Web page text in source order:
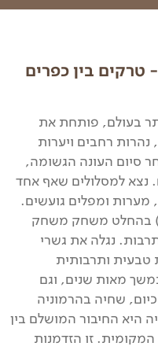
בין כפרים
בעולם, פותחת את
רחבים ויערות
סיום העונה הגשומה,
נצא למסלולים שאף אחד
מערות ומפלים גועשים.
בשנה(!!) בהחלט משחק משחק
נגלה את גשרי
טבעית ותרבותית
מאות שנים, וגם
שחיה בהרמוניה
היא החיבור המושלם בין
זו הזדמנות